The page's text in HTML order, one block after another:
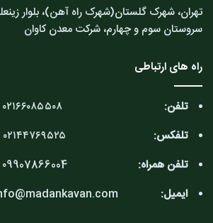
تهران، شهرک گلستان(شهرک راه آهن)، بلوار
سروستان سوم و چهارم، شرکت معدن کاوان
راه های ارتباطی
تلفن: ۰۲۱۶۶۰۸۵۵۰۸
تلفکس: ۰۲۱۴۴۷۶۹۵۲۵
تلفن همراه:
ایمیل: